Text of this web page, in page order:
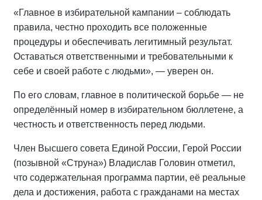
«Главное в избирательной кампании – соблюдать
правила, честно проходить все положенные
процедуры и обеспечивать легитимный результат.
Оставаться ответственными и требовательными к
себе и своей работе с людьми», — уверен он.
По его словам, главное в политической борьбе — не
определённый номер в избирательном бюллетене, а
честность и ответственность перед людьми.
Член Высшего совета Единой России, Герой России
(позывной «Струна») Владислав Головин отметил,
что содержательная программа партии, её реальные
дела и достижения, работа с гражданами на местах